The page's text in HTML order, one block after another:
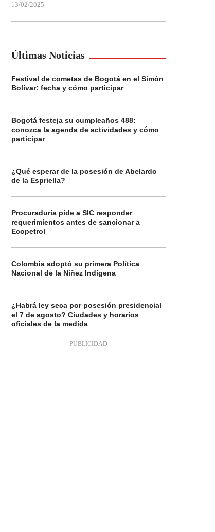
13/02/2025
Últimas Noticias
Festival de cometas de Bogotá en el Simón
Bolívar: fecha y cómo participar
Bogotá festeja su cumpleaños 488:
conozca la agenda de actividades y cómo
participar
¿Qué esperar de la posesión de Abelardo
de la Espriella?
Procuraduría pide a SIC responder
requerimientos antes de sancionar a
Ecopetrol
Colombia adoptó su primera Política
Nacional de la Niñez Indígena
¿Habrá ley seca por posesión presidencial
el 7 de agosto? Ciudades y horarios
oficiales de la medida